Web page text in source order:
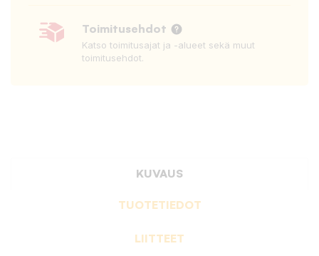
Toimitusehdot
Katso toimitusajat ja -alueet sekä muut
toimitusehdot.
KUVAUS
TUOTETIEDOT
LIITTEET